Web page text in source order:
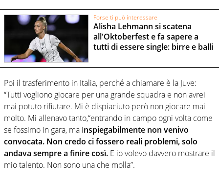
Forse ti può interessare
Alisha Lehmann si scatena
all'Oktoberfest e fa sapere a
tutti di essere single: birre e balli
Poi il trasferimento in Italia, perché a chiamare è la Juve:
“Tutti vogliono giocare per una grande squadra e non avrei
mai potuto rifiutare. Mi è dispiaciuto però non giocare mai
molto. Mi allenavo tanto,“entrando in campo ogni volta come
se fossimo in gara, ma inspiegabilmente non venivo
convocata. Non credo ci fossero reali problemi, solo
andava sempre a finire così. E io volevo davvero mostrare il
mio talento. Non sono una che molla”.